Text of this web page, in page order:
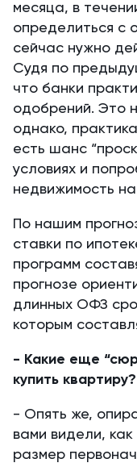
месяца, в
определиться с
сейчас нужно
Судя по
что банки
одобрений. Это
однако,
есть шанс
условиях и
недвижимость
По нашим
ставки по
программ
прогнозе
длинных ОФЗ
которым
- Какие еще
купить квартиру?
- Опять же,
вами видели,
размер